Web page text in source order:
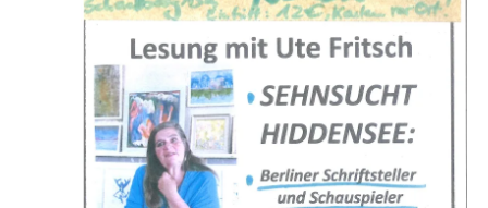
a
l
t
u
l
t
u
A